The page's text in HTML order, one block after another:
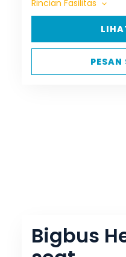
Rincian Fasilitas
PESAN
Bigbus